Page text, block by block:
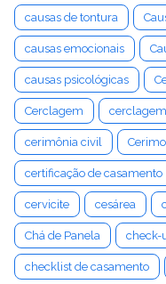
causas de tontura
causas emocionais
causas psicológicas
Cerclagem
cerimônia civil
certificação de casamento
cervicite cesárea
Chá de Panela check-
checklist de casamento